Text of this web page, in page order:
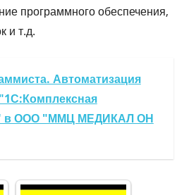
программного обеспечения,
и т.д.
Автоматизация
в ООО "ММЦ МЕДИКАЛ ОН